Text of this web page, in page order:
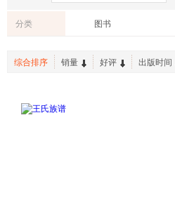
分类 图书
综合排序 销量 好评 出版时间